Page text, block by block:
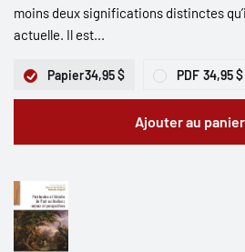
moins deux significations distinctes
actuelle. Il est...
Papier34,95 $ PDF 34,95 $
Ajouter au panier